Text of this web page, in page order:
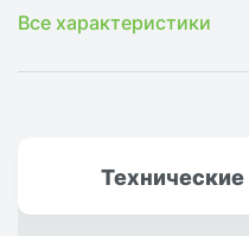
Все характеристики
Технические